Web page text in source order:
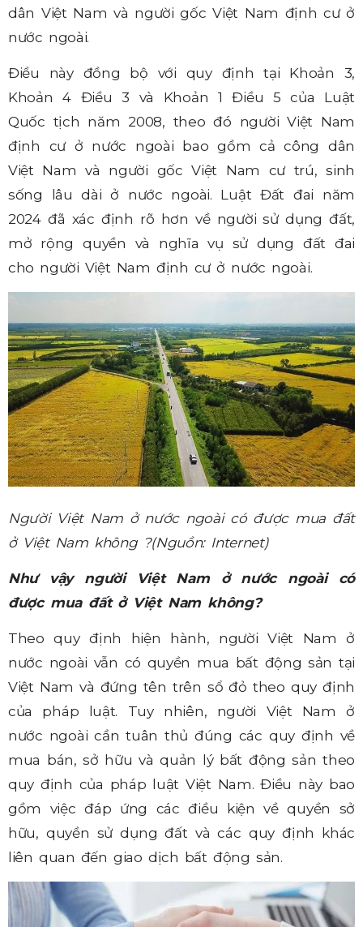
dân Việt Nam và người gốc Việt Nam định cư ở
nước ngoài.
Điều này đồng bộ với quy định tại Khoản 3,
Khoản 4 Điều 3 và Khoản 1 Điều 5 của Luật
Quốc tịch năm 2008, theo đó người Việt Nam
định cư ở nước ngoài bao gồm cả công dân
Việt Nam và người gốc Việt Nam cư trú, sinh
sống lâu dài ở nước ngoài. Luật Đất đai năm
2024 đã xác định rõ hơn về người sử dụng đất,
mở rộng quyền và nghĩa vụ sử dụng đất đai
cho người Việt Nam định cư ở nước ngoài.
Người Việt Nam ở nước ngoài có được mua đất
ở Việt Nam không ?(Nguồn: Internet)
Như vậy người Việt Nam ở nước ngoài có
được mua đất ở Việt Nam không?
Theo quy định hiện hành, người Việt Nam ở
nước ngoài vẫn có quyền mua bất động sản tại
Việt Nam và đứng tên trên sổ đỏ theo quy định
của pháp luật. Tuy nhiên, người Việt Nam ở
nước ngoài cần tuân thủ đúng các quy định về
mua bán, sở hữu và quản lý bất động sản theo
quy định của pháp luật Việt Nam. Điều này bao
gồm việc đáp ứng các điều kiện về quyền sở
hữu, quyền sử dụng đất và các quy định khác
liên quan đến giao dịch bất động sản.